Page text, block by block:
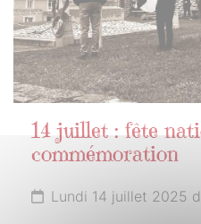
14 juillet : fête
commémoration
Lundi 14 juillet 2025